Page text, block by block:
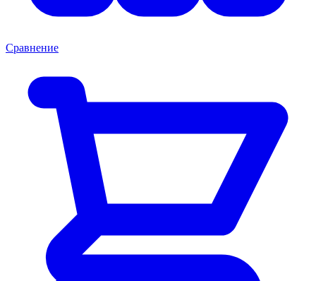
Сравнение